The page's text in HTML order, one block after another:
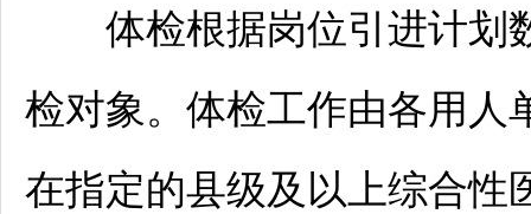
体检根据岗位引进计划
检对象。体检工作由各用人
在指定的县级及以上综合性